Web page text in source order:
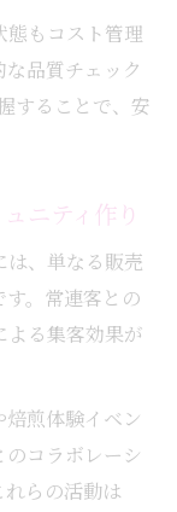
態もコスト管理
品質チェック
することで、安
ニティ作り
は、単なる販売
。常連客との
よる集客効果が
煎体験イベン
コラボレーシ
らの活動は